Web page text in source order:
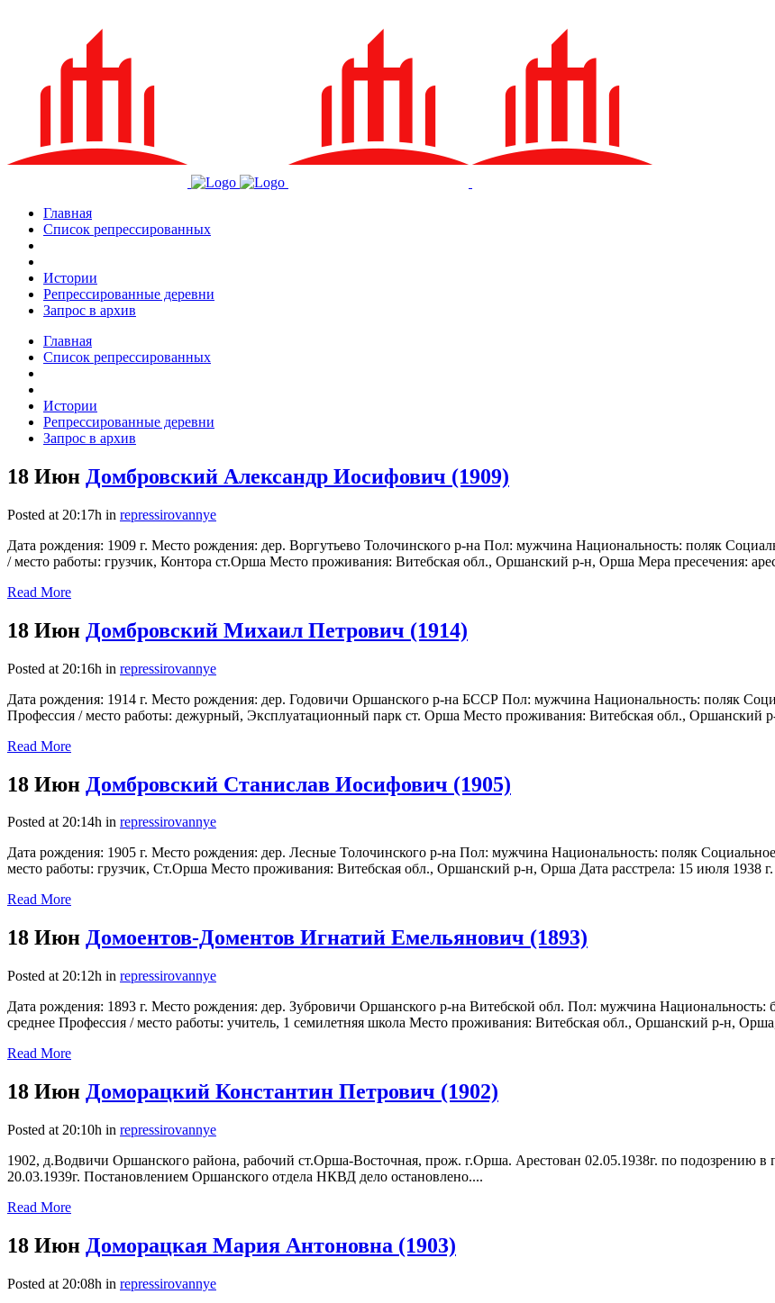
Главная
Список репрессированных
Истории
Репрессированные деревни
Запрос в архив
Главная
Список репрессированных
Истории
Репрессированные деревни
Запрос в архив
18 Июн Домбровский Александр Иосифович (1909)
Posted at 20:17h in repressirovannye
Дата рождения: 1909 г. Место рождения: дер. Воргутьево Толочинского р-на Пол: мужчина Национальность: поляк
/ место работы: грузчик, Контора ст.Орша Место проживания: Витебская обл., Оршанский р-н, Орша Мера пресечения:
Read More
18 Июн Домбровский Михаил Петрович (1914)
Posted at 20:16h in repressirovannye
Дата рождения: 1914 г. Место рождения: дер. Годовичи Оршанского р-на БССР Пол: мужчина Национальность: поляк
Профессия / место работы: дежурный, Эксплуатационный парк ст. Орша Место проживания: Витебская обл., Оршанский
Read More
18 Июн Домбровский Станислав Иосифович (1905)
Posted at 20:14h in repressirovannye
Дата рождения: 1905 г. Место рождения: дер. Лесные Толочинского р-на Пол: мужчина Национальность: поляк
место работы: грузчик, Ст.Орша Место проживания: Витебская обл., Оршанский р-н, Орша Дата расстрела: 15 июля 1938 г.
Read More
18 Июн Домоентов-Доментов Игнатий Емельянович (1893)
Posted at 20:12h in repressirovannye
Дата рождения: 1893 г. Место рождения: дер. Зубровичи Оршанского р-на Витебской обл. Пол: мужчина Национальность:
среднее Профессия / место работы: учитель, 1 семилетняя школа Место проживания: Витебская обл., Оршанский р-н,
Read More
18 Июн Доморацкий Константин Петрович (1902)
Posted at 20:10h in repressirovannye
1902, д.Водвичи Оршанского района, рабочий ст.Орша-Восточная, прож. г.Орша. Арестован 02.05.1938г. по подозрению
20.03.1939г. Постановлением Оршанского отдела НКВД дело остановлено....
Read More
18 Июн Доморацкая Мария Антоновна (1903)
Posted at 20:08h in repressirovannye